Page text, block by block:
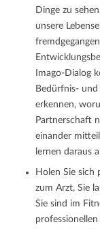
Dinge zu
unsere
Imago-Dialog
Bedürfnis-
erkennen,
Partnerschaft
einander
lernen daraus
Holen Sie sich
zum Arzt, Sie
Sie sind im